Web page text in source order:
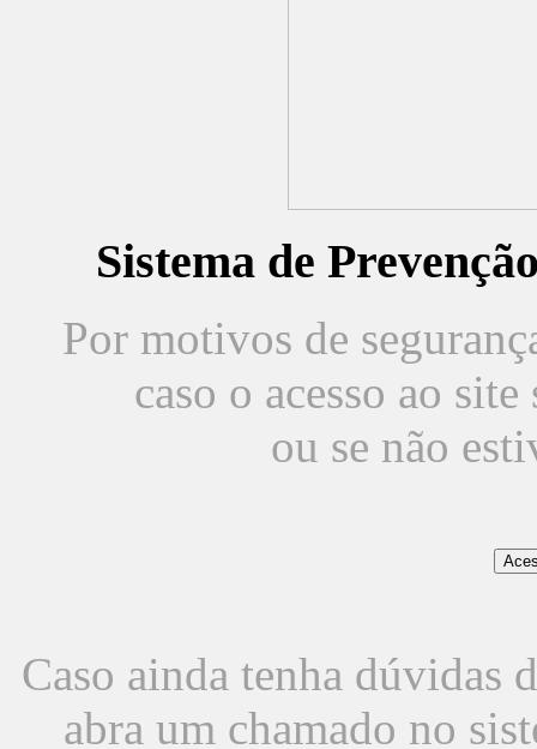
Sistema de
Por motivos de
caso o acesso ao
ou se não
Caso ainda tenha dúvidas
abra um chamado no